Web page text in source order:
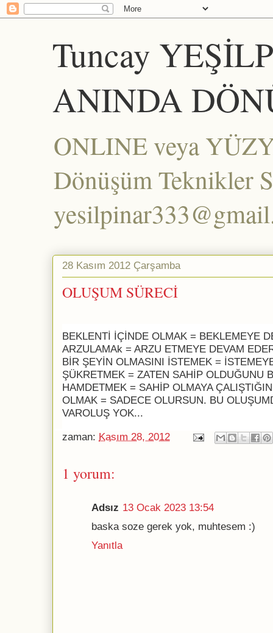
Tuncay
ANINDA
ONLINE veya
Dönüşüm Teknikler
28 Kasım 2012 Çarşamba
OLUŞUM SÜRECİ
BEKLENTİ İÇİNDE OLMAK = BEKLEMEYE
ARZULAMAk = ARZU ETMEYE DEVAM
BİR ŞEYİN OLMASINI İSTEMEK =
ŞÜKRETMEK = ZATEN SAHİP OLDUĞUNU
HAMDETMEK = SAHİP OLMAYA
OLMAK = SADECE OLURSUN. BU
VAROLUŞ YOK...
zaman: Kasım 28, 2012
1 yorum:
Adsız 13 Ocak 2023 13:54
baska soze gerek yok, muhtesem :)
Yanıtla